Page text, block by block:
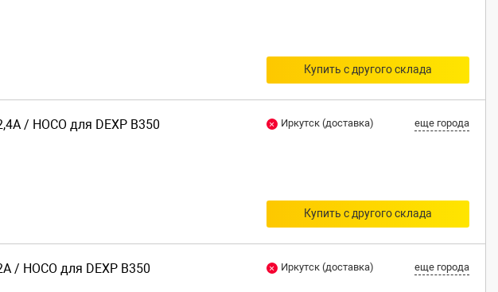
Купить с другого склада
/ HOCO для DEXP B350 Иркутск (доставка) еще города
Купить с другого склада
/ HOCO для DEXP B350 Иркутск (доставка) еще города